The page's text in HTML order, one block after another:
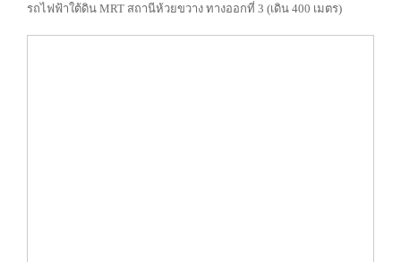
รถไฟฟ้าใต้ดิน MRT สถานีห้วยขวาง ทางออกที่ 3 (เดิน 400 เมตร)